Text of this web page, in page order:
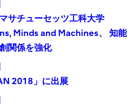
サチューセッツ工科大学
Minds and Machines、 知能
関係を強化
2018」に出展